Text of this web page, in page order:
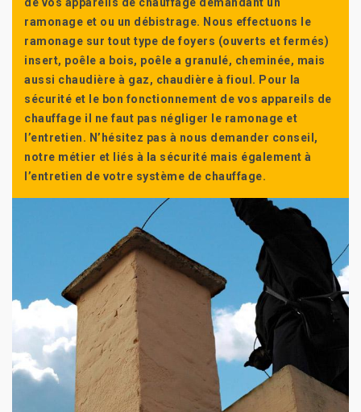
ramonage et ou un débistrage. Nous effectuons le
ramonage sur tout type de foyers (ouverts et fermés)
insert, poêle a bois, poêle a granulé, cheminée, mais
aussi chaudière à gaz, chaudière à fioul. Pour la
sécurité et le bon fonctionnement de vos appareils de
chauffage il ne faut pas négliger le ramonage et
l’entretien. N’hésitez pas à nous demander conseil,
notre métier et liés à la sécurité mais également à
l’entretien de votre système de chauffage.